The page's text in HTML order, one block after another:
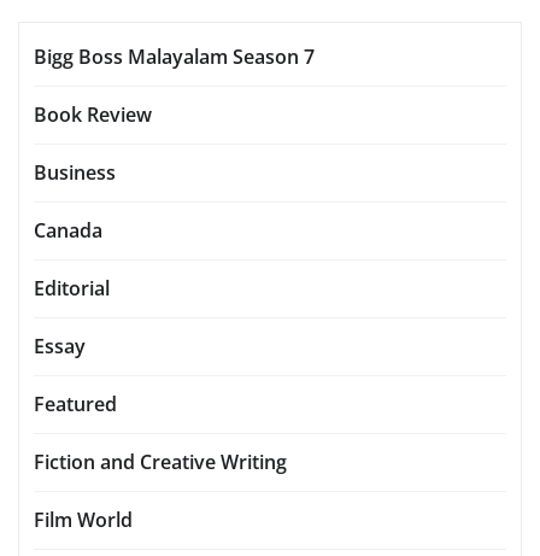
Bigg Boss Malayalam Season 7
Book Review
Business
Canada
Editorial
Essay
Featured
Fiction and Creative Writing
Film World